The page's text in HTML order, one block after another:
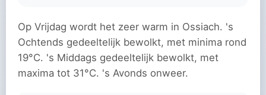
Op Vrijdag wordt het zeer warm in Ossiach. 's
Ochtends gedeeltelijk bewolkt, met minima rond
19°C. 's Middags gedeeltelijk bewolkt, met
maxima tot 31°C. 's Avonds onweer.